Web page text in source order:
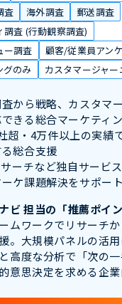
査
海外調査
郵送調査
調査 (行動観察調査)
ー調査
顧客/従業員アン
グのみ
カスタマージャ
から戦略、カスタマ
きる総合マーケティ
超・4万件以上の実績
総合支援
ーチなど独自サービ
ケ課題解決をサポート
ビ 担当の「推薦ポイン
ムワークでリサーチ
。大規模パネルの活
高度な分析で「次の
意思決定を求める企業